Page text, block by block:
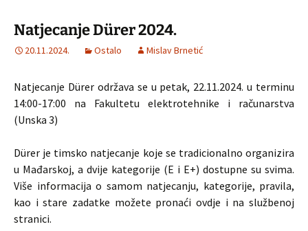
Natjecanje Dürer 2024.
20.11.2024. Ostalo Mislav Brnetić
Natjecanje Dürer održava se u petak, 22.11.2024. u terminu
14:00-17:00 na Fakultetu elektrotehnike i računarstva
(Unska 3)
Dürer je timsko natjecanje koje se tradicionalno organizira
u Mađarskoj, a dvije kategorije (E i E+) dostupne su svima.
Više informacija o samom natjecanju, kategorije, pravila,
kao i stare zadatke možete pronaći ovdje i na službenoj
stranici.